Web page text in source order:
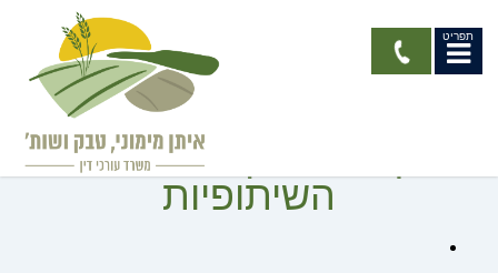
תפריט
בקשה נגד המשיבים לפי
סעיף 49 לפקודת האגודות
השיתופיות